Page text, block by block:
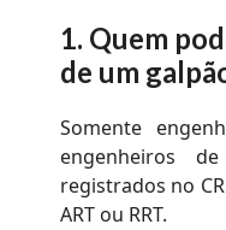
1. Quem
de um
Somente
engenheiros
registrados no
ART ou RRT.